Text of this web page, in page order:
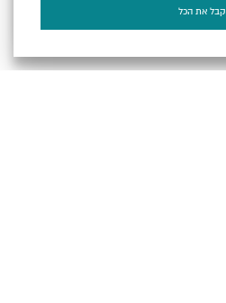
קבל את הכל